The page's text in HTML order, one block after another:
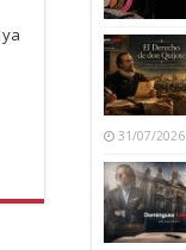
31/07/2026